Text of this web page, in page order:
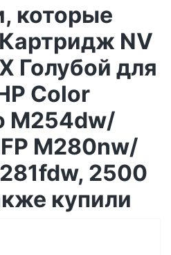
которые
NV
Голубой для
Color
M254dw/
M280nw/
2500
купили